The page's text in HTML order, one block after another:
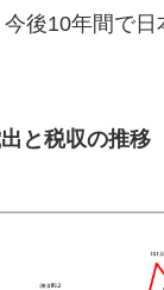
後10年間で
と税収の推移